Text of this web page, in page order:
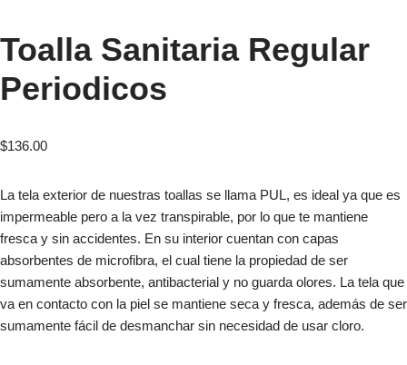
Toalla Sanitaria Regular
Periodicos
$136.00
La tela exterior de nuestras toallas se llama PUL, es ideal ya que es
impermeable pero a la vez transpirable, por lo que te mantiene
fresca y sin accidentes. En su interior cuentan con capas
absorbentes de microfibra, el cual tiene la propiedad de ser
sumamente absorbente, antibacterial y no guarda olores. La tela que
va en contacto con la piel se mantiene seca y fresca, además de ser
sumamente fácil de desmanchar sin necesidad de usar cloro.